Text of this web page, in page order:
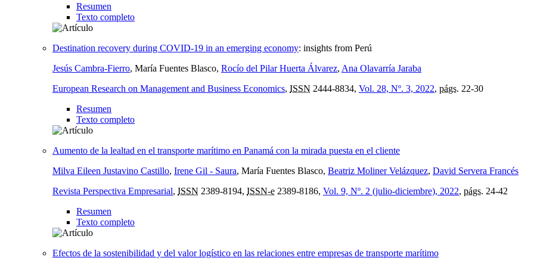
Resumen
Texto completo
Destination recovery during COVID-19 in an emerging economy: insights from Perú
Jesús Cambra-Fierro, María Fuentes Blasco, Rocío del Pilar Huerta Álvarez, Ana Olavarría Jaraba
European Research on Management and Business Economics, ISSN 2444-8834, Vol. 28, Nº. 3, 2022, págs. 22-30
Resumen
Texto completo
Aumento de la lealtad en el transporte marítimo en Panamá con la mirada puesta en el cliente
Milva Eileen Justavino Castillo, Irene Gil - Saura, María Fuentes Blasco, Beatriz Moliner Velázquez, David Servera Francés
Revista Perspectiva Empresarial, ISSN 2389-8194, ISSN-e 2389-8186, Vol. 9, Nº. 2 (julio-diciembre), 2022, págs. 24-42
Resumen
Texto completo
Efectos de la sostenibilidad y del valor logístico en las relaciones entre empresas de transporte marítimo